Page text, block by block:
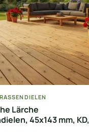
Lärche
45x143 mm, KD,